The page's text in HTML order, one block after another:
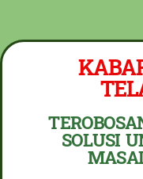
SOLUSI
PESAN SEKARANG
SETELAH SAMPAI